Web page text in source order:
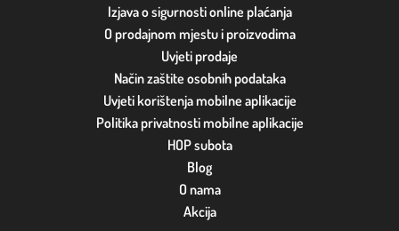
Izjava o sigurnosti online plaćanja
O prodajnom mjestu i proizvodima
Uvjeti prodaje
Način zaštite osobnih podataka
Uvjeti korištenja mobilne aplikacije
Politika privatnosti mobilne aplikacije
HOP subota
Blog
O nama
Akcija